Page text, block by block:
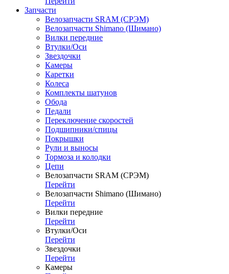
Запчасти
Велозапчасти SRAM (СРЭМ)
Велозапчасти Shimano (Шимано)
Вилки передние
Втулки/Оси
Звездочки
Камеры
Каретки
Колеса
Комплекты шатунов
Обода
Педали
Переключение скоростей
Подшипники/спицы
Покрышки
Рули и выносы
Тормоза и колодки
Цепи
Велозапчасти SRAM (СРЭМ)
Перейти
Велозапчасти Shimano (Шимано)
Перейти
Вилки передние
Перейти
Втулки/Оси
Перейти
Звездочки
Перейти
Камеры